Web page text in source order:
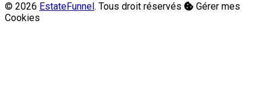
© 2026 EstateFunnel. Tous droit réservés
Gérer mes
Cookies